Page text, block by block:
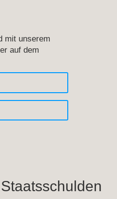
mit unserem
auf dem